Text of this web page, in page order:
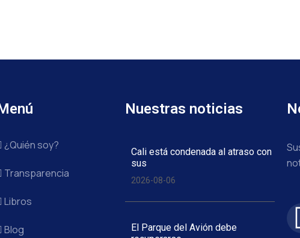
¿Quién soy?
Transparencia
Libros
Blog
Nuestras noticias
Cali está condenada al atraso con
sus
2026-08-06
El Parque del Avión debe